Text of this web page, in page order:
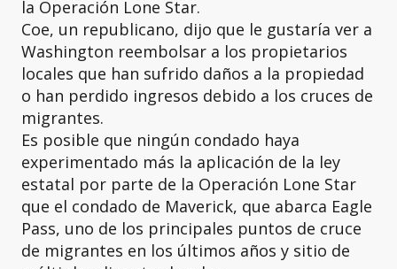
la Operación Lone Star.
Coe, un republicano, dijo que le gustaría ver a
Washington reembolsar a los propietarios
locales que han sufrido daños a la propiedad
o han perdido ingresos debido a los cruces de
migrantes.
Es posible que ningún condado haya
experimentado más la aplicación de la ley
estatal por parte de la Operación Lone Star
que el condado de Maverick, que abarca Eagle
Pass, uno de los principales puntos de cruce
de migrantes en los últimos años y sitio de